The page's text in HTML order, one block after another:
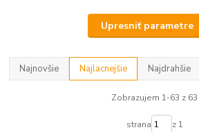
Upresniť parametre
Najnovšie Najlacnejšie Najdrahšie
Zobrazujem 1-63 z 63
strana z 1